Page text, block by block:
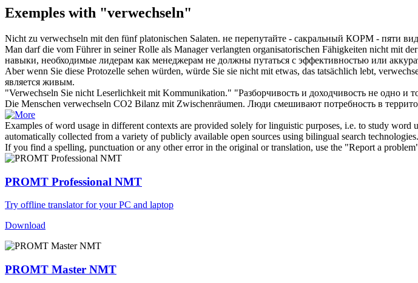
Exemples with "verwechseln"
Nicht zu verwechseln mit den fünf platonischen Salaten. не перепутайте - сакральный КОРМ - пяти
Man darf die vom Führer in seiner Rolle als Manager verlangten organisatorischen Fähigkeiten nicht mit
навыки, необходимые лидерам как менеджерам не должны путаться с эффективностью или
Aber wenn Sie diese Protozelle sehen würden, würde Sie sie nicht mit etwas, das tatsächlich lebt,
является живым.
"Verwechseln Sie nicht Leserlichkeit mit Kommunikation." "Разборчивость и доходчивость не одно и
Die Menschen verwechseln CO2 Bilanz mit Zwischenräumen. Люди смешивают потребность в
Examples of word usage in different contexts are provided solely for linguistic purposes, i.e. to study word
automatically collected from a variety of publicly available open sources using bilingual search technologies.
If you find a spelling, punctuation or any other error in the original or translation, use the "Report a
PROMT Professional NMT
Try offline translator for your PC and laptop
Download
PROMT Master NMT